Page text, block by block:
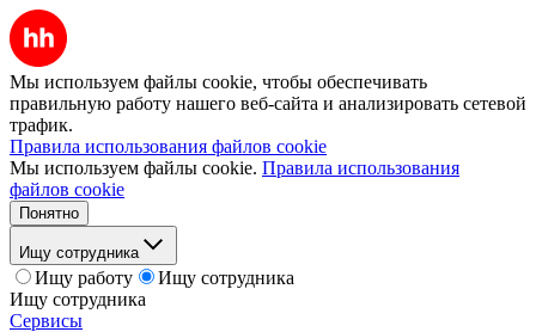
Мы используем файлы cookie, чтобы обеспечивать
правильную работу нашего веб-сайта и анализировать сетевой
трафик.
Правила использования файлов cookie
Мы используем файлы cookie. Правила использования
файлов cookie
Понятно
Ищу сотрудника
Ищу работу
Ищу сотрудника
Ищу сотрудника
Сервисы